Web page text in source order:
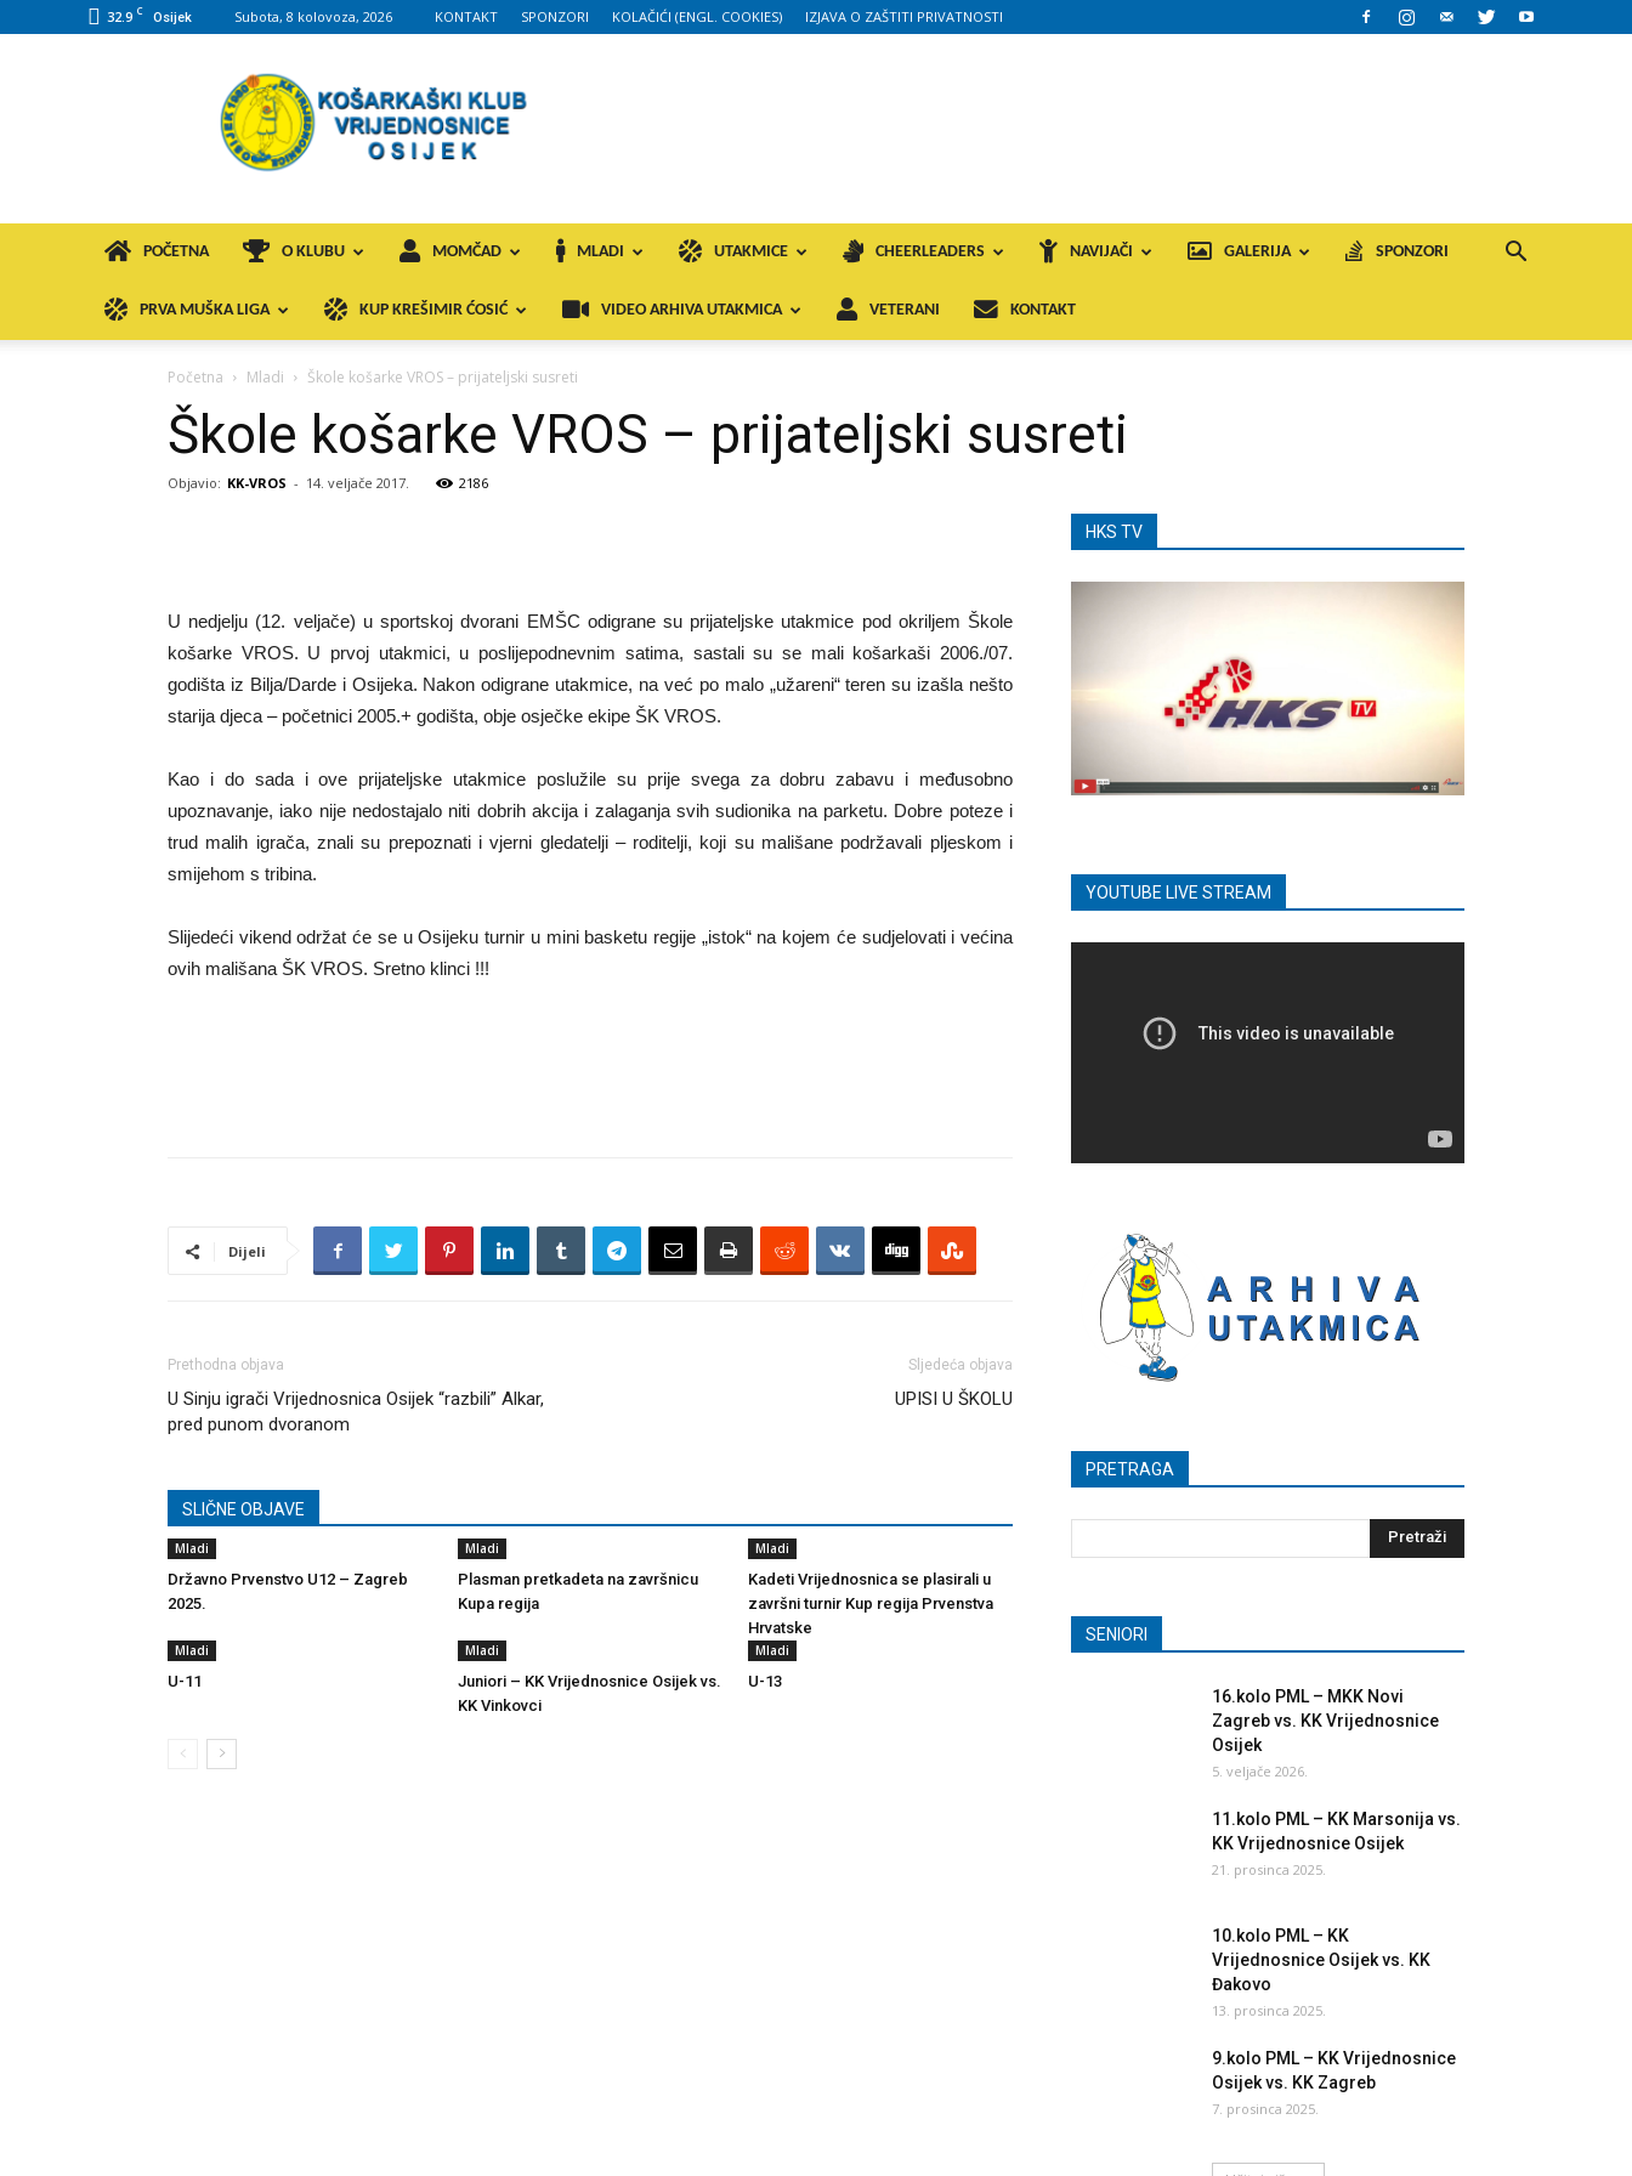
32.9 C Osijek Subota, 8 kolovoza, 2026 KONTAKT SPONZORI KOLAČIĆI (ENGL. COOKIES) IZJAVA O ZAŠTITI PRIVATNOSTI
KK
VROS
POČETNA O KLUBU MOMČAD MLADI UTAKMICE CHEERLEADERS NAVIJAČI GALERIJA SPONZORI
PRVA MUŠKA LIGA KUP KREŠIMIR ĆOSIĆ VIDEO ARHIVA UTAKMICA VETERANI KONTAKT
Početna Mladi Škole košarke VROS – prijateljski susreti
Škole košarke VROS – prijateljski susreti
Objavio: KK-VROS - 14. veljače 2017. 2186
U nedjelju (12. veljače) u sportskoj dvorani EMŠC odigrane su prijateljske utakmice pod okriljem Škole
košarke VROS. U prvoj utakmici, u poslijepodnevnim satima, sastali su se mali košarkaši 2006./07.
godišta iz Bilja/Darde i Osijeka. Nakon odigrane utakmice, na već po malo „užareni“ teren su izašla nešto
starija djeca – početnici 2005.+ godišta, obje osječke ekipe ŠK VROS.
Kao i do sada i ove prijateljske utakmice poslužile su prije svega za dobru zabavu i međusobno
upoznavanje, iako nije nedostajalo niti dobrih akcija i zalaganja svih sudionika na parketu. Dobre poteze i
trud malih igrača, znali su prepoznati i vjerni gledatelji – roditelji, koji su mališane podržavali pljeskom i
smijehom s tribina.
Slijedeći vikend održat će se u Osijeku turnir u mini basketu regije „istok“ na kojem će sudjelovati i većina
ovih mališana ŠK VROS. Sretno klinci !!!
Dijeli
Prethodna objava
U Sinju igrači Vrijednosnica Osijek “razbili” Alkar,
pred punom dvoranom
Sljedeća objava
UPISI U ŠKOLU
SLIČNE OBJAVE
Mladi
Državno Prvenstvo U12 – Zagreb
2025.
Mladi
Plasman pretkadeta na završnicu
Kupa regija
Mladi
Kadeti Vrijednosnica se plasirali u
završni turnir Kup regija Prvenstva
Hrvatske
Mladi
U-11
Mladi
Juniori – KK Vrijednosnice Osijek vs.
KK Vinkovci
Mladi
U-13
HKS TV
YOUTUBE LIVE STREAM
PRETRAGA
SENIORI
16.kolo PML – MKK Novi
Zagreb vs. KK Vrijednosnice
Osijek
5. veljače 2026.
11.kolo PML – KK Marsonija vs.
KK Vrijednosnice Osijek
21. prosinca 2025.
10.kolo PML – KK
Vrijednosnice Osijek vs. KK
Đakovo
13. prosinca 2025.
9.kolo PML – KK Vrijednosnice
Osijek vs. KK Zagreb
7. prosinca 2025.